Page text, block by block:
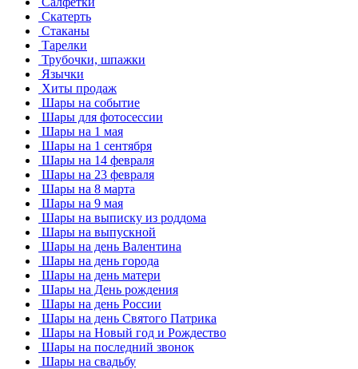
Скатерть
Стаканы
Тарелки
Трубочки, шпажки
Язычки
Хиты продаж
Шары на событие
Шары для фотосессии
Шары на 1 мая
Шары на 1 сентября
Шары на 14 февраля
Шары на 23 февраля
Шары на 8 марта
Шары на 9 мая
Шары на выписку из роддома
Шары на выпускной
Шары на день Валентина
Шары на день города
Шары на день матери
Шары на День рождения
Шары на день России
Шары на день Святого Патрика
Шары на Новый год и Рождество
Шары на последний звонок
Шары на свадьбу